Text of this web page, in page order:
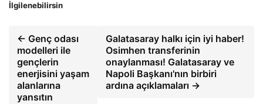
İlgilenebilirsin
← Genç odası
modelleri ile
gençlerin
enerjisini yaşam
alanlarına
yansıtın
Galatasaray halkı için iyi haber!
Osimhen transferinin
onaylanması! Galatasaray ve
Napoli Başkanı'nın birbiri
ardına açıklamaları →